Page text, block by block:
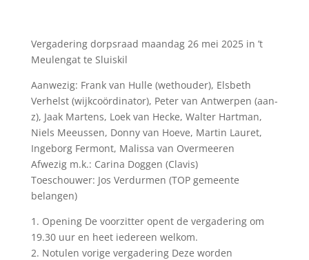
Vergadering dorpsraad maandag 26 mei 2025 in ’t
Meulengat te Sluiskil
Aanwezig: Frank van Hulle (wethouder), Elsbeth
Verhelst (wijkcoördinator), Peter van Antwerpen (aan-
z), Jaak Martens, Loek van Hecke, Walter Hartman,
Niels Meeussen, Donny van Hoeve, Martin Lauret,
Ingeborg Fermont, Malissa van Overmeeren
Afwezig m.k.: Carina Doggen (Clavis)
Toeschouwer: Jos Verdurmen (TOP gemeente
belangen)
1. Opening De voorzitter opent de vergadering om
19.30 uur en heet iedereen welkom.
2. Notulen vorige vergadering Deze worden